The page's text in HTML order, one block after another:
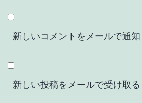
新しいコメントをメールで通知
新しい投稿をメールで受け取る